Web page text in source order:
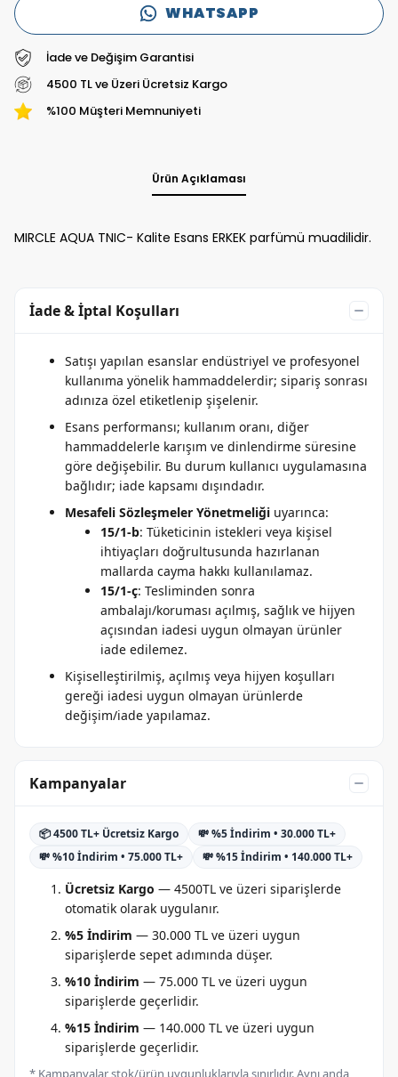
WHATSAPP
İade ve Değişim Garantisi
4500 TL ve Üzeri Ücretsiz Kargo
%100 Müşteri Memnuniyeti
Ürün Açıklaması
MIRCLE AQUA TNIC- Kalite Esans ERKEK parfümü muadilidir.
İade & İptal Koşulları
Satışı yapılan esanslar endüstriyel ve profesyonel
kullanıma yönelik hammaddelerdir; sipariş sonrası
adınıza özel etiketlenip şişelenir.
Esans performansı; kullanım oranı, diğer
hammaddelerle karışım ve dinlendirme süresine
göre değişebilir. Bu durum kullanıcı uygulamasına
bağlıdır; iade kapsamı dışındadır.
Mesafeli Sözleşmeler Yönetmeliği uyarınca:
15/1-b: Tüketicinin istekleri veya kişisel
ihtiyaçları doğrultusunda hazırlanan
mallarda cayma hakkı kullanılamaz.
15/1-ç: Tesliminden sonra
ambalajı/koruması açılmış, sağlık ve hijyen
açısından iadesi uygun olmayan ürünler
iade edilemez.
Kişiselleştirilmiş, açılmış veya hijyen koşulları
gereği iadesi uygun olmayan ürünlerde
değişim/iade yapılamaz.
Kampanyalar
📦 4500 TL+ Ücretsiz Kargo
💸 %5 İndirim • 30.000 TL+
💸 %10 İndirim • 75.000 TL+
💸 %15 İndirim • 140.000 TL+
Ücretsiz Kargo — 4500TL ve üzeri siparişlerde
otomatik olarak uygulanır.
%5 İndirim — 30.000 TL ve üzeri uygun
siparişlerde sepet adımında düşer.
%10 İndirim — 75.000 TL ve üzeri uygun
siparişlerde geçerlidir.
%15 İndirim — 140.000 TL ve üzeri uygun
siparişlerde geçerlidir.
* Kampanyalar stok/ürün uygunluklarıyla sınırlıdır. Aynı anda